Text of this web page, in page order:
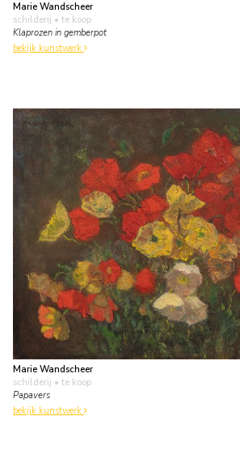
Marie Wandscheer
schilderij • te koop
Klaprozen in gemberpot
bekijk kunstwerk
Marie Wandscheer
schilderij • te koop
Papavers
bekijk kunstwerk